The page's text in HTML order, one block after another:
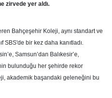
zirvede yer aldı.
Bahçeşehir Koleji, aynı standart ve
SBS'de bir kez daha kanıtladı.
Samsun’dan Balıkesir’e,
bulunduğu her şehirde rekor
akademik başarıdaki geleneğini bu